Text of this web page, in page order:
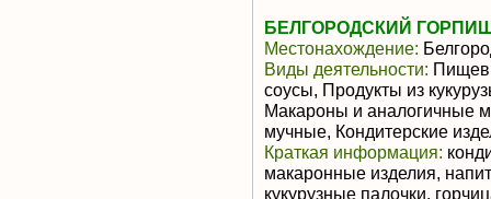
БЕЛГОРОДСКИЙ
Местонахождение:
Виды деятельности:
соусы, Продукты из
Макароны и аналогичные
мучные, Кондитерские
Краткая информация:
макаронные изделия,
кукурузные палочки,